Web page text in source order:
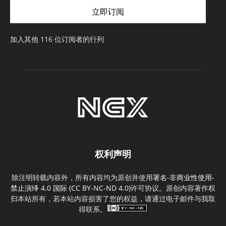
址
立即订阅
加入其他 116 位订阅者的行列
权利声明
除注明转载内容外，所有内容均为原创并使用署名-非商业性使用-
禁止演绎 4.0 国际 (CC BY-NC-ND 4.0)许可协议。原创内容著作权
归本站所有，若本站内容损害了您的权益，请通过电子邮件与我取
得联系。